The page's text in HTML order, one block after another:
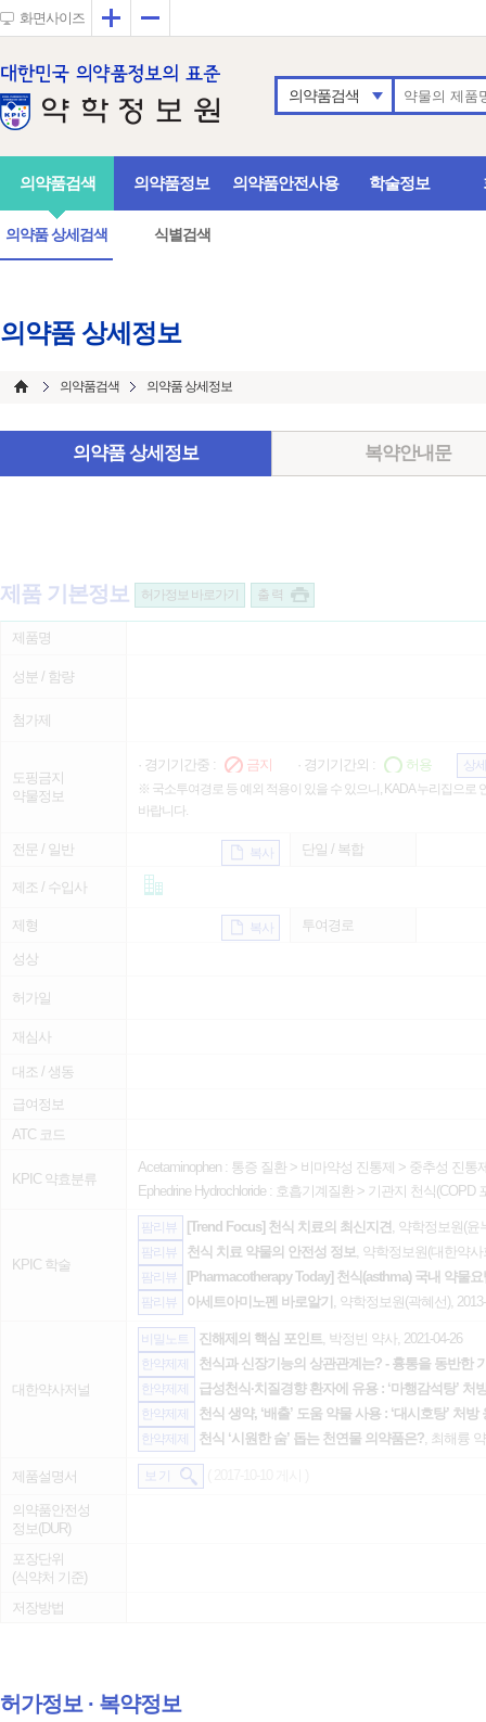
화면사이즈 확대
의약품검색
의약품검색
의약품 상세검색 식별검색
의약품정보 의약품안전사용 학술정보
의약품 상세정보
의약품검색 의약품 상세정보
의약품 상세정보 복약안내문
제품 기본정보 허가정보 바로가기 출 력
제품명
성분 / 함량
첨가제
도핑금지
약물정보
· 경기기간중 : 금지 · 경기기간외 : 허용
상
※ 국소투여경로 등 예외 적용이 있을 수 있으니, KADA 누리집으로
바랍니다.
전문 / 일반 복사 단일 / 복합
제조 / 수입사
제형 복사 투여경로
성상
허가일
재심사
대조 / 생동
급여정보
ATC 코드
KPIC 약효분류
Acetaminophen : 통증 질환 > 비마약성 진통제 > 중추성 진통
Ephedrine Hydrochloride : 호흡기계질환 > 기관지 천식(COPD
KPIC 학술
팜리뷰 [Trend Focus] 천식 치료의 최신지견, 약학정보원(윤
팜리뷰 천식 치료 약물의 안전성 정보, 약학정보원(대한약사
팜리뷰 [Pharmacotherapy Today] 천식(asthma) 국내 약물
팜리뷰 아세트아미노펜 바로알기 , 약학정보원(곽혜선),
대한약사저널
비밀노트 진해제의 핵심 포인트, 박정빈 약사, 2021-04-26
한약제제 천식과 신장기능의 상관관계는? - 흉통을 동반한
한약제제 급성천식·치질경향 환자에 유용 : ‘마행감석탕’ 처
한약제제 천식 생약, ‘배출’ 도움 약물 사용 : ‘대시호탕’ 처
한약제제 천식 ‘시원한 숨’ 돕는 천연물 의약품은?, 최해륭
제품설명서 보 기
의약품안전성
정보(DUR)
포장단위
(식약처 기준)
저장방법
허가정보 ∙ 복약정보